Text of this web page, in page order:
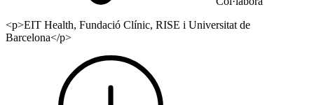
<p>EIT Health, Fundació Clínic, RISE i Universitat de
Barcelona</p>